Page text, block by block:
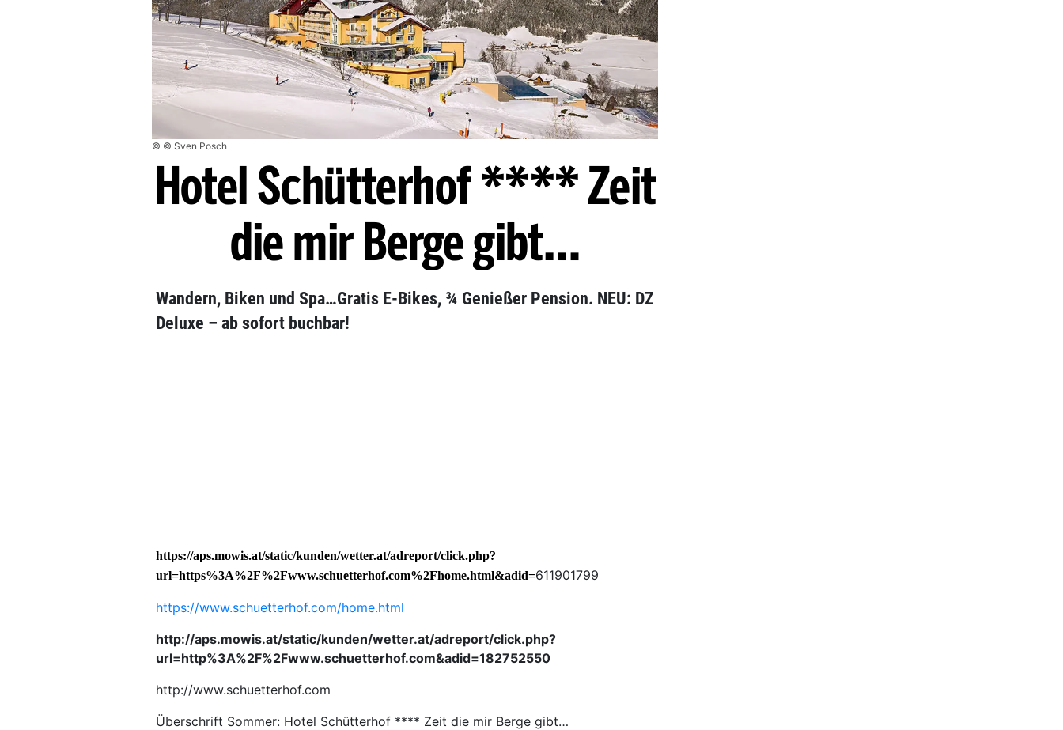
© © Sven Posch
Hotel Schütterhof **** Zeit
die mir Berge gibt…
Wandern, Biken und Spa…Gratis E-Bikes, ¾ Genießer Pension. NEU: DZ
Deluxe – ab sofort buchbar!
https://aps.mowis.at/static/kunden/wetter.at/adreport/click.php?
url=https%3A%2F%2Fwww.schuetterhof.com%2Fhome.html&adid=611901799
https://www.schuetterhof.com/home.html
http://aps.mowis.at/static/kunden/wetter.at/adreport/click.php?
url=http%3A%2F%2Fwww.schuetterhof.com&adid=182752550
http://www.schuetterhof.com
Überschrift Sommer: Hotel Schütterhof **** Zeit die mir Berge gibt…